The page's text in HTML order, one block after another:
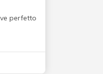
perfetto